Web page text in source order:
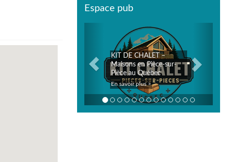
Espace pub
KIT DE CHALET –
Maisons en Pièce-sur-
Pièce au Québec
En savoir plus >